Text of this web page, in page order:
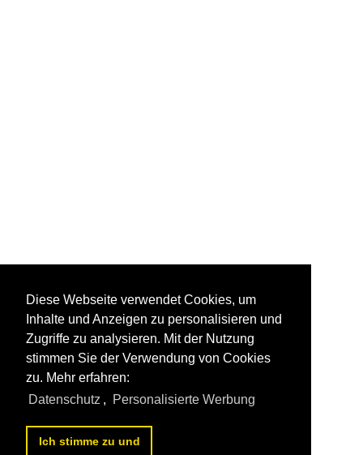
Diese Webseite verwendet Cookies, um
Inhalte und Anzeigen zu personalisieren und
Zugriffe zu analysieren. Mit der Nutzung
stimmen Sie der Verwendung von Cookies
zu. Mehr erfahren:
Datenschutz , Personalisierte Werbung
Ich stimme zu und